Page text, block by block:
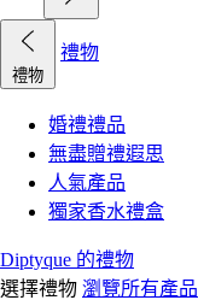
禮物
禮物
婚禮禮品
無盡贈禮遐思
人氣產品
獨家香水禮盒
Diptyque 的禮物
選擇禮物 瀏覽所有產品